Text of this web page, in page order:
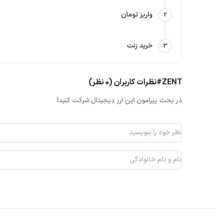
2 واریز تومان
3 خرید زنت
#ZENTنظرات کاربران (0 نظر)
در بحث پیرامون این ارز دیجیتال شرکت کنید!